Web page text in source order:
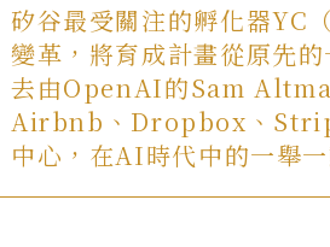
矽谷最受關注的孵化器
變革，將育成計畫從原先
去由OpenAI的Sam
Airbnb、Dropbox、
中心，在AI時代中的一舉